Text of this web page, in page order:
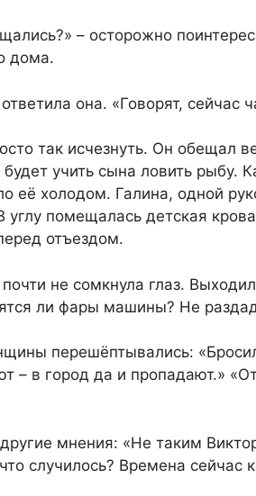
– осторожно
дома.
она. «Говорят, сейчас
так исчезнуть. Он обещал
будет учить сына ловить рыбу.
её холодом. Галина, одной
углу помещалась детская
отъездом.
не сомкнула глаз.
ли фары машины? Не
перешёптывались:
– в город да и пропадают.»
мнения: «Не таким
случилось? Времена сейчас